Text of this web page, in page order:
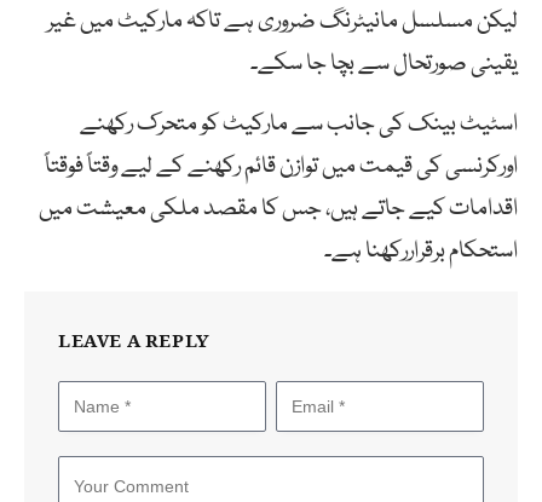
لیکن مسلسل مانیٹرنگ ضروری ہے تاکہ مارکیٹ میں غیر
یقینی صورتحال سے بچا جا سکے۔
اسٹیٹ بینک کی جانب سے مارکیٹ کو متحرک رکھنے
اورکرنسی کی قیمت میں توازن قائم رکھنے کے لیے وقتاً فوقتاً
اقدامات کیے جاتے ہیں، جس کا مقصد ملکی معیشت میں
استحکام برقراررکھنا ہے۔
LEAVE A REPLY